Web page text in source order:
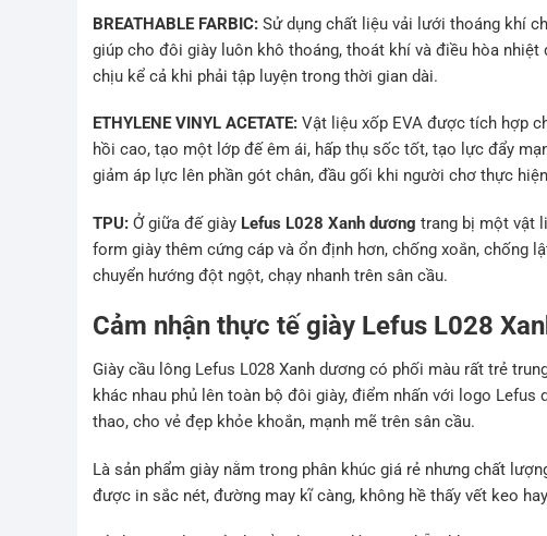
BREATHABLE FARBIC: Sử dụng chất liệu vải lưới thoáng khí
giúp cho đôi giày luôn khô thoáng, thoát khí và điều hòa
chịu kể cả khi phải tập luyện trong thời gian dài.
ETHYLENE VINYL ACETATE: Vật liệu xốp EVA được tích hợp
hồi cao, tạo một lớp đế êm ái, hấp thụ sốc tốt, tạo lực đẩy
giảm áp lực lên phần gót chân, đầu gối khi người chơ thực
TPU: Ở giữa đế giày Lefus L028 Xanh dương trang bị một vật
form giày thêm cứng cáp và ổn định hơn, chống xoắn,
chuyển hướng đột ngột, chạy nhanh trên sân cầu.
Cảm nhận thực tế giày Lefus L028
Giày cầu lông Lefus L028 Xanh dương có phối màu rất trẻ
khác nhau phủ lên toàn bộ đôi giày, điểm nhấn với logo
thao, cho vẻ đẹp khỏe khoắn, mạnh mẽ trên sân cầu.
Là sản phẩm giày nằm trong phân khúc giá rẻ nhưng chất
được in sắc nét, đường may kĩ càng, không hề thấy vết keo